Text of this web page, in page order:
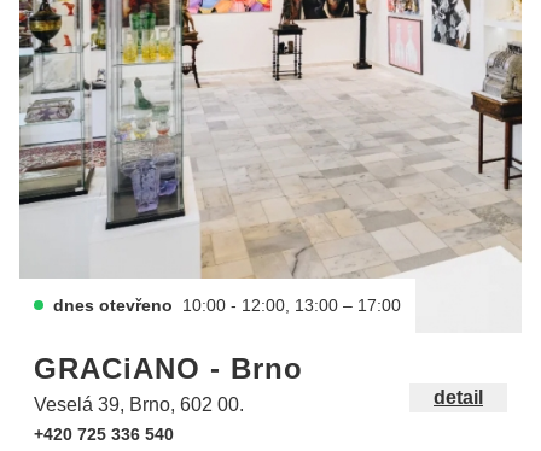
dnes otevřeno 10:00 - 12:00, 13:00 – 17:00
GRACiANO - Brno
Veselá 39, Brno, 602 00.
+420 725 336 540
detail